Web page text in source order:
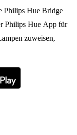
Philips Hue Bridge
Philips Hue App für
zuweisen,